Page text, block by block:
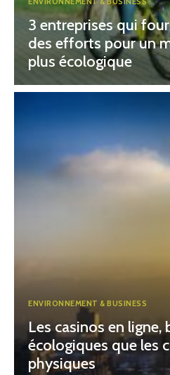
3 entreprises qui
des efforts pour un
plus écologique
ENVIRONNEMENT & BUSINESS
Les casinos en ligne,
écologiques que les
physiques